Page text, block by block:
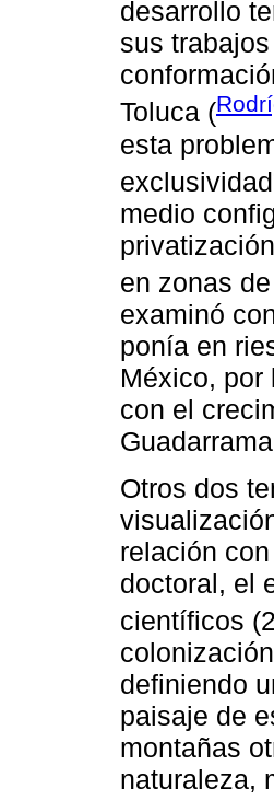
desarrollo
sus
Toluca (
esta
medio
en zonas
examinó
ponía en
México, por
con el
Otros dos
relación
doctoral, el
científicos
definiendo
paisaje de
montañas
naturaleza,